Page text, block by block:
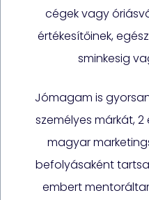
cégek vagy
értékesítőinek,
sminkesig
Jómagam is
személyes márkát,
magyar
befolyásaként
embert